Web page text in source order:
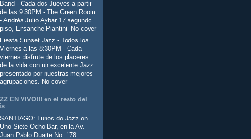
Band - Cada dos Jueves a partir
de las 9:30PM - The Green Room
- Andrés Julio Aybar 17 segundo
piso, Ensanche Piantini. No cover
Fiesta Sunset Jazz - Todos los
Viernes a las 8:30PM - Cada
viernes disfrute de los placeres
de la vida con un excelente Jazz
presentado por nuestras mejores
agrupaciones. No cover!
EN VIVO!!! en el resto del
SANTIAGO: Lunes de Jazz en
Uno Siete Ocho Bar, en la Av.
Juan Pablo Duarte No. 178.